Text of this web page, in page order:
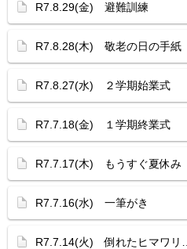
R7.8.29(金) 避難訓練
R7.8.28(木) 敬老の日の手紙
R7.8.27(水) ２学期始業式
R7.7.18(金) １学期終業式
R7.7.17(木) もうすぐ夏休み
R7.7.16(水) 一筆がき
R7.7.14(火) 倒れたヒマワリ…